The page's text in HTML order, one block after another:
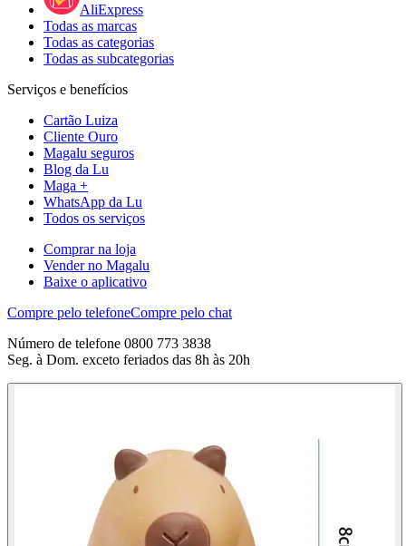
AliExpress
Todas as marcas
Todas as categorias
Todas as subcategorias
Serviços e benefícios
Cartão Luiza
Cliente Ouro
Magalu seguros
Blog da Lu
Maga +
WhatsApp da Lu
Todos os serviços
Comprar na loja
Vender no Magalu
Baixe o aplicativo
Compre pelo telefoneCompre pelo chat
Número de telefone 0800 773 3838
Seg. à Dom. exceto feriados das 8h às 20h